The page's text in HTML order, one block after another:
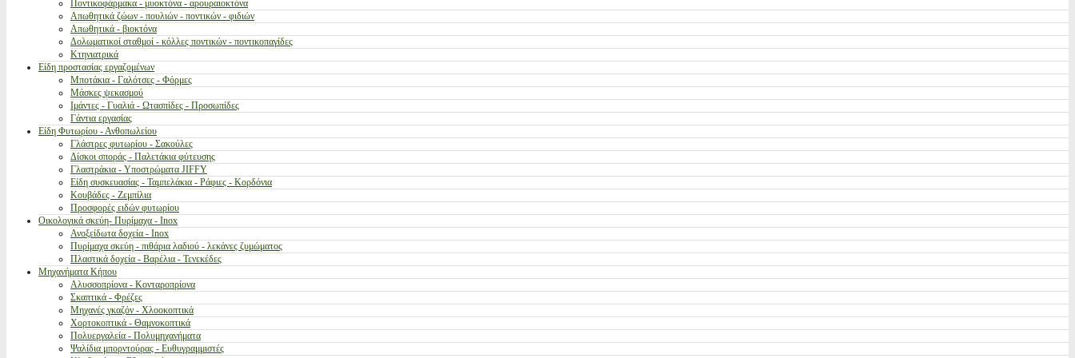
Ποντικοφάρμακα - μυοκτόνα - αρουραιοκτόνα
Απωθητικά ζώων - πουλιών - ποντικών - φιδιών
Απωθητικά - βιοκτόνα
Δολωματικοί σταθμοί - κόλλες ποντικών - ποντικοπαγίδες
Κτηνιατρικά
Είδη προστασίας εργαζομένων
Μποτάκια - Γαλότσες - Φόρμες
Μάσκες ψεκασμού
Ιμάντες - Γυαλιά - Ωτασπίδες - Προσωπίδες
Γάντια εργασίας
Είδη Φυτωρίου - Ανθοπωλείου
Γλάστρες φυτωρίου - Σακούλες
Δίσκοι σποράς - Παλετάκια φύτευσης
Γλαστράκια - Υποστρώματα JIFFY
Είδη συσκευασίας - Ταμπελάκια - Ράφιες - Κορδόνια
Κουβάδες - Ζεμπίλια
Προσφορές ειδών φυτωρίου
Οικολογικά σκεύη- Πυρίμαχα - Inox
Ανοξείδωτα δοχεία - Inox
Πυρίμαχα σκεύη - πιθάρια λαδιού - λεκάνες ζυμώματος
Πλαστικά δοχεία - Βαρέλια - Τενεκέδες
Μηχανήματα Κήπου
Αλυσσοπρίονα - Κονταροπρίονα
Σκαπτικά - Φρέζες
Μηχανές γκαζόν - Χλοοκοπτικά
Χορτοκοπτικά - Θαμνοκοπτικά
Πολυεργαλεία - Πολυμηχανήματα
Ψαλίδια μπορντούρας - Ευθυγραμμιστές